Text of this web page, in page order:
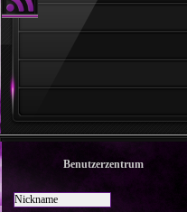
Benutzerzentrum